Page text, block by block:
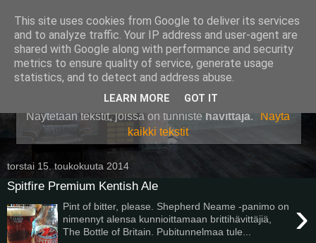
Pullollinen
Näytetään tekstit, joissa on tunniste hävittäjä.
Näytä
kaikki tekstit
torstai 15. toukokuuta 2014
Spitfire Premium Kentish Ale
›
Pint of bitter, please. Shepherd Neame -panimo on
nimennyt alensa kunnioittamaan brittihävittäjiä,
The Bottle of Britain. Pubitunnelmaa tule...
This site uses cookies from Google to deliver its services
and to analyze traffic. Your IP address and user-agent are
shared with Google along with performance and security
metrics to ensure quality of service, generate usage
statistics, and to detect and address abuse.
LEARN MORE GOT IT